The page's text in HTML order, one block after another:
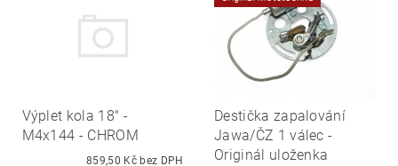
Výplet kola 18" -
M4x144 - CHROM
859,50 Kč bez DPH
Destička zapalování
Jawa/ČZ 1 válec -
Originál uloženka